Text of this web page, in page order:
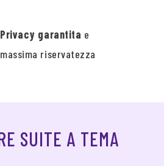
Privacy garantita e
massima riservatezza
SUITE A TEMA